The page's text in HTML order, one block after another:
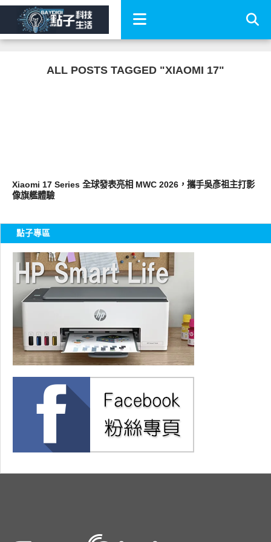
ALL POSTS TAGGED "XIAOMI 17"
Xiaomi 17 Series 全球發表亮相 MWC 2026，攜手吳彥祖主打影
像旗艦體驗
點子專區